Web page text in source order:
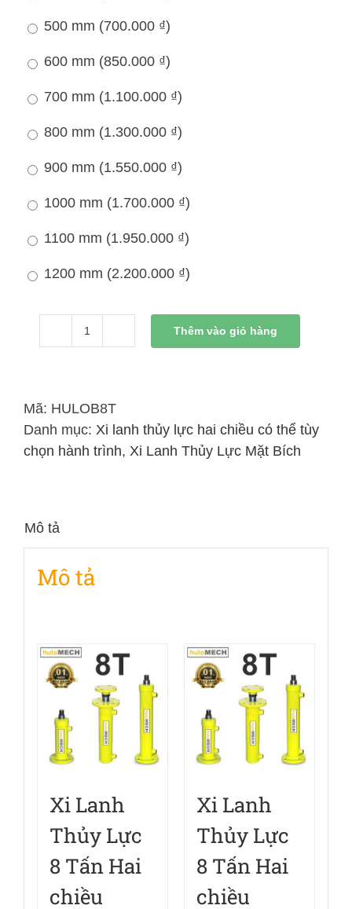
500 mm (700.000 ₫)
600 mm (850.000 ₫)
700 mm (1.100.000 ₫)
800 mm (1.300.000 ₫)
900 mm (1.550.000 ₫)
1000 mm (1.700.000 ₫)
1100 mm (1.950.000 ₫)
1200 mm (2.200.000 ₫)
Xi
Lực
8
Tấn
bích
số
Thêm vào giỏ hàng
Mã: HULOB8T
Danh mục: Xi lanh thủy lực hai chiều có thể tùy
chọn hành trình, Xi Lanh Thủy Lực Mặt Bích
Mô tả
Mô tả
Xi Lanh
Thủy Lực
8 Tấn Hai
chiều
Xi Lanh
Thủy Lực
8 Tấn Hai
chiều